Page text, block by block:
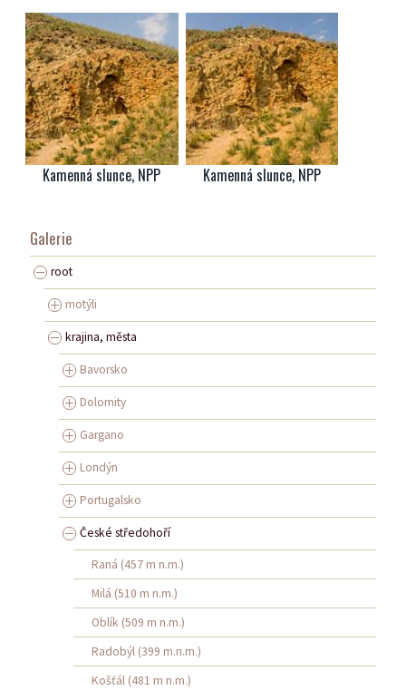
Kamenná slunce, NPP Kamenná slunce, NPP
Galerie
root
motýli
krajina, města
Bavorsko
Dolomity
Gargano
Londýn
Portugalsko
České středohoří
Raná (457 m n.m.)
Milá (510 m n.m.)
Oblík (509 m n.m.)
Radobýl (399 m.n.m.)
Košťál (481 m n.m.)